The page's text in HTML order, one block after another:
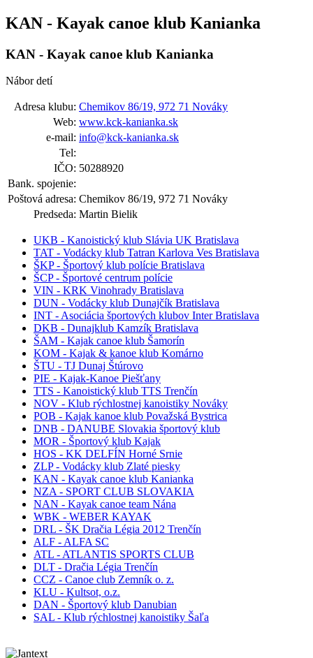
KAN - Kayak canoe klub Kanianka
KAN - Kayak canoe klub Kanianka
Nábor detí
Adresa klubu: Chemikov 86/19, 972 71 Nováky
Web: www.kck-kanianka.sk
e-mail: info@kck-kanianka.sk
Tel:
IČO: 50288920
Bank. spojenie:
Poštová adresa: Chemikov 86/19, 972 71 Nováky
Predseda: Martin Bielik
UKB - Kanoistický klub Slávia UK Bratislava
TAT - Vodácky klub Tatran Karlova Ves Bratislava
ŠKP - Športový klub polície Bratislava
ŠCP - Športové centrum polície
VIN - KRK Vinohrady Bratislava
DUN - Vodácky klub Dunajčík Bratislava
INT - Asociácia športových klubov Inter Bratislava
DKB - Dunajklub Kamzík Bratislava
ŠAM - Kajak canoe klub Šamorín
KOM - Kajak & kanoe klub Komárno
ŠTU - TJ Dunaj Štúrovo
PIE - Kajak-Kanoe Piešťany
TTS - Kanoistický klub TTS Trenčín
NOV - Klub rýchlostnej kanoistiky Nováky
POB - Kajak kanoe klub Považská Bystrica
DNB - DANUBE Slovakia športový klub
MOR - Športový klub Kajak
HOS - KK DELFÍN Horné Srnie
ZLP - Vodácky klub Zlaté piesky
KAN - Kayak canoe klub Kanianka
NZA - SPORT CLUB SLOVAKIA
NAN - Kayak canoe team Nána
WBK - WEBER KAYAK
DRL - ŠK Dračia Légia 2012 Trenčín
ALF - ALFA SC
ATL - ATLANTIS SPORTS CLUB
DLT - Dračia Légia Trenčín
CCZ - Canoe club Zemník o. z.
KLU - Kultsot, o.z.
DAN - Športový klub Danubian
SAL - Klub rýchlostnej kanoistiky Šaľa